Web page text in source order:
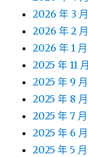
2026 年 3 月
2026 年 2 月
2026 年 1 月
2025 年 11 月
2025 年 9 月
2025 年 8 月
2025 年 7 月
2025 年 6 月
2025 年 5 月